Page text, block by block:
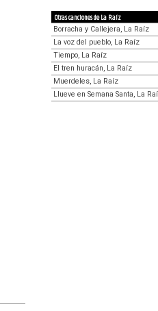
Otras canciones de La Raíz
Borracha y Callejera, La Raíz
La voz del pueblo, La Raíz
Tiempo, La Raíz
El tren huracán, La Raíz
Muerdeles, La Raíz
Llueve en Semana Santa, La